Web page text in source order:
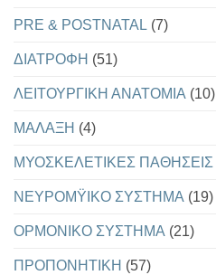
PRE & POSTNATAL (7)
ΔΙΑΤΡΟΦΗ (51)
ΛΕΙΤΟΥΡΓΙΚΗ ΑΝΑΤΟΜΙΑ (10)
ΜΑΛΑΞΗ (4)
ΜΥΟΣΚΕΛΕΤΙΚΕΣ ΠΑΘΗΣΕΙΣ
ΝΕΥΡΟΜΫΙΚΟ ΣΥΣΤΗΜΑ (19)
ΟΡΜΟΝΙΚΟ ΣΥΣΤΗΜΑ (21)
ΠΡΟΠΟΝΗΤΙΚΗ (57)